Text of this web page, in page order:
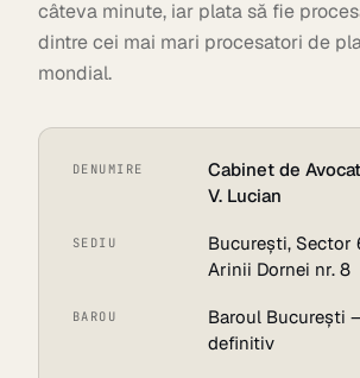
câteva minute, iar plata să fie
dintre cei mai mari procesatori de
mondial.
DENUMIRE
Cabinet de
V. Lucian
SEDIU
București, Sector
Arinii Dornei nr. 8
BAROU
Baroul București
definitiv